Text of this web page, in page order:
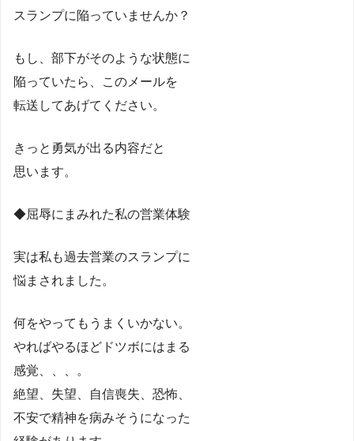
スランプに陥っていませんか？
もし、部下がそのような状態に
陥っていたら、このメールを
転送してあげてください。
きっと勇気が出る内容だと
思います。
◆屈辱にまみれた私の営業体験
実は私も過去営業のスランプに
悩まされました。
何をやってもうまくいかない。
やればやるほどドツボにはまる
感覚、、、。
絶望、失望、自信喪失、恐怖、
不安で精神を病みそうになった